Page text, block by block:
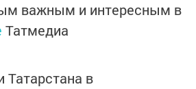
важным и интересным в
Татмедиа
Татарстана в